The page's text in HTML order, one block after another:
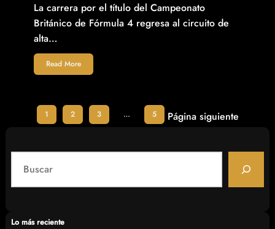
La carrera por el título del Campeonato
Británico de Fórmula 4 regresa al circuito de
alta…
Read More
1 2 3 … 5 Página siguiente
a
cLo más reciente